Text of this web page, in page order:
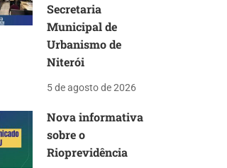
Secretaria
Municipal de
Urbanismo de
Niterói
5 de agosto de 2026
Nova informativa
sobre o
Rioprevidência